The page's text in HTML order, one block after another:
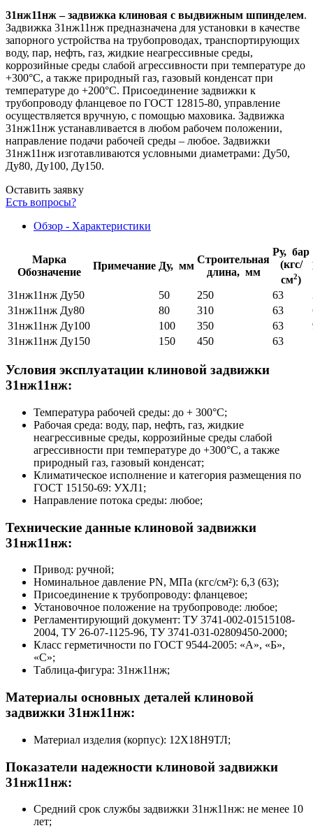
31нж11нж – задвижка клиновая с выдвижным шпинделем.
Задвижка 31нж11нж предназначена для установки в качестве
запорного устройства на трубопроводах, транспортирующих
воду, пар, нефть, газ, жидкие неагрессивные среды,
коррозийные среды слабой агрессивности при температуре до
+300°С, а также природный газ, газовый конденсат при
температуре до +200°С. Присоединение задвижки к
трубопроводу фланцевое по ГОСТ 12815-80, управление
осуществляется вручную, с помощью маховика. Задвижка
31нж11нж устанавливается в любом рабочем положении,
направление подачи рабочей среды – любое. Задвижки
31нж11нж изготавливаются условными диаметрами: Ду50,
Ду80, Ду100, Ду150.
Оставить заявку
Есть вопросы?
Обзор - Характеристики
Марка
Обозначение
Примечание Ду, мм
Строительная
длина, мм
Ру, бар
(кгс/
см2)
31нж11нж Ду50 50 250 63
31нж11нж Ду80
80 310 63
31нж11нж Ду100
100 350 63
31нж11нж Ду150
150 450 63
Условия эксплуатации клиновой задвижки
31нж11нж:
Температура рабочей среды: до + 300°С;
Рабочая среда: воду, пар, нефть, газ, жидкие
неагрессивные среды, коррозийные среды слабой
агрессивности при температуре до +300°С, а также
природный газ, газовый конденсат;
Климатическое исполнение и категория размещения по
ГОСТ 15150-69: УХЛ1;
Направление потока среды: любое;
Технические данные клиновой задвижки
31нж11нж:
Привод: ручной;
Номинальное давление PN, МПа (кгс/см²): 6,3 (63);
Присоединение к трубопроводу: фланцевое;
Установочное положение на трубопроводе: любое;
Регламентирующий документ: ТУ 3741-002-01515108-
2004, ТУ 26-07-1125-96, ТУ 3741-031-02809450-2000;
Класс герметичности по ГОСТ 9544-2005: «А», «Б»,
«С»;
Таблица-фигура: 31нж11нж;
Материалы основных деталей клиновой
задвижки 31нж11нж:
Материал изделия (корпус): 12Х18Н9ТЛ;
Показатели надежности клиновой задвижки
31нж11нж:
Средний срок службы задвижки 31нж11нж: не менее 10
лет;